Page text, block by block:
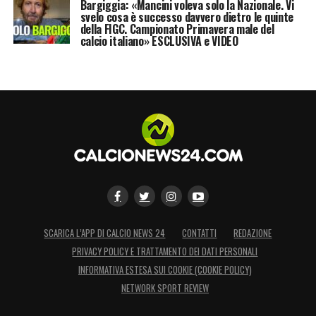
LA PLAYLIST DELLE NOSTRE TOP NEWS
Bargiggia: «Mancini voleva solo la Nazionale. Vi
svelo cosa è successo davvero dietro le quinte
della FIGC. Campionato Primavera male del
calcio italiano» ESCLUSIVA e VIDEO
SCARICA L’APP DI CALCIO NEWS 24 CONTATTI
REDAZIONE
PRIVACY POLICY E TRATTAMENTO DEI DATI PERSONALI
INFORMATIVA ESTESA SUI COOKIE (COOKIE POLICY)
NETWORK SPORT REVIEW